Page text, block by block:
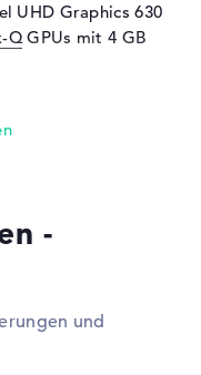
UHD Graphics 630
QGPUs mit 4 GB
auf
einer Festplatte mit
sind an
-
und